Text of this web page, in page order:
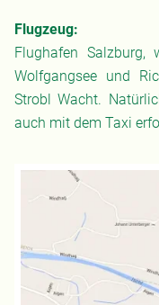
Flugzeug:
Flughafen
Wolfgangsee und
Strobl Wacht.
auch mit dem Taxi